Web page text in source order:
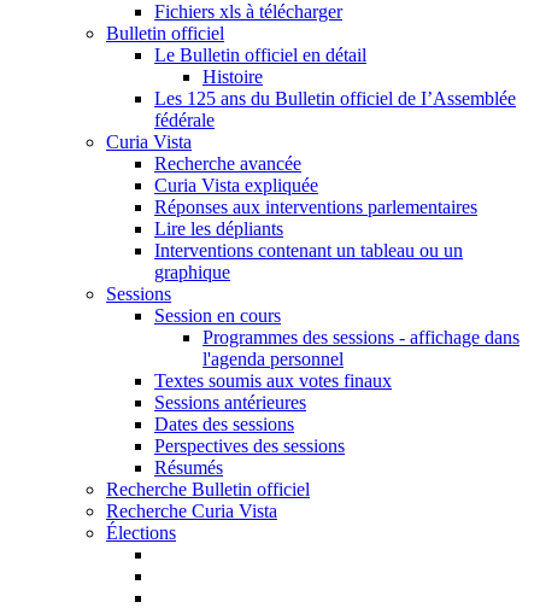
Fichiers xls à télécharger
Bulletin officiel
Le Bulletin officiel en détail
Histoire
Les 125 ans du Bulletin officiel de I’Assemblée
fédérale
Curia Vista
Recherche avancée
Curia Vista expliquée
Réponses aux interventions parlementaires
Lire les dépliants
Interventions contenant un tableau ou un
graphique
Sessions
Session en cours
Programmes des sessions - affichage dans
l'agenda personnel
Textes soumis aux votes finaux
Sessions antérieures
Dates des sessions
Perspectives des sessions
Résumés
Recherche Bulletin officiel
Recherche Curia Vista
Élections